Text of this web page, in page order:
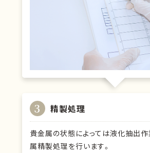
3 精製処理
貴金属の状態によっては液化抽出作
属精製処理を行います。